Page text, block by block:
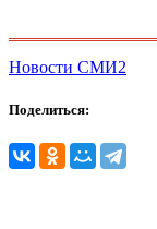
Новости СМИ2
Поделиться: